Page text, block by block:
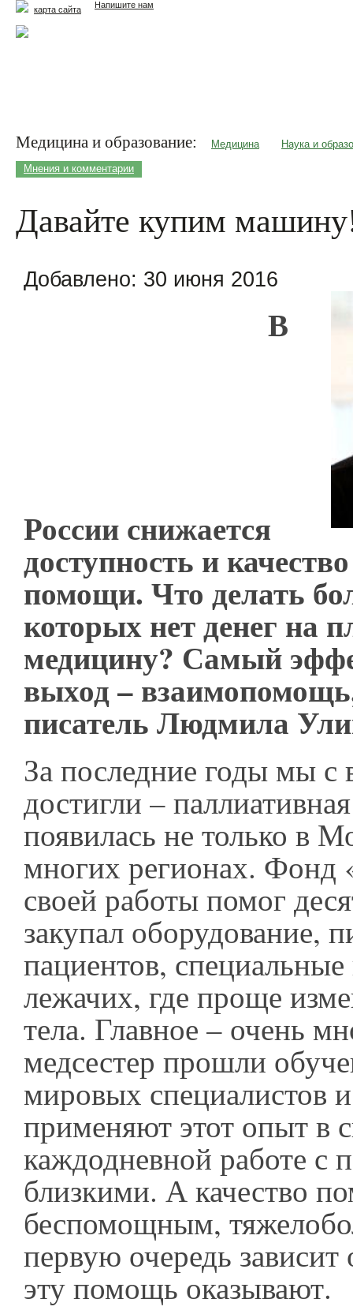
Напишите нам
карта сайта
Медицина и образование: Медицина Наука и
Мнения и комментарии
Давайте купим
Добавлено: 30 июня 2016
В
России снижается
доступность и
помощи. Что делать
которых нет денег на
медицину? Самый
выход –
писатель Людмила
За последние годы мы с
достигли –
появилась не только в
многих регионах. Фонд
своей работы помог
закупал оборудование,
пациентов, специальные
лежачих, где проще
тела. Главное – очень
медсестер прошли
мировых специалистов
применяют этот опыт в
каждодневной работе с
близкими. А качество
беспомощным,
первую очередь зависит
эту помощь оказывают.